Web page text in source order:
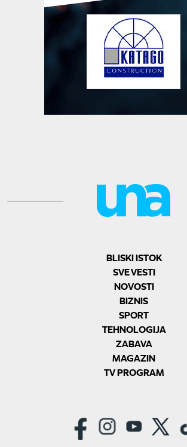
BLISKI ISTOK
SVE VESTI
NOVOSTI
BIZNIS
SPORT
TEHNOLOGIJA
ZABAVA
MAGAZIN
TV PROGRAM